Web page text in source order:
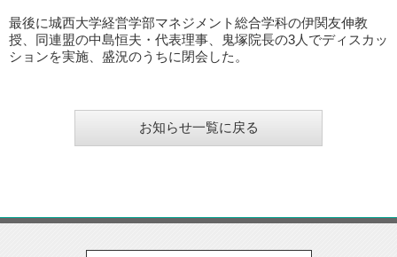
最後に城西大学経営学部マネジメント総合学科の伊関友伸教
授、同連盟の中島恒夫・代表理事、鬼塚院長の3人でディスカッ
ションを実施、盛況のうちに閉会した。
お知らせ一覧に戻る